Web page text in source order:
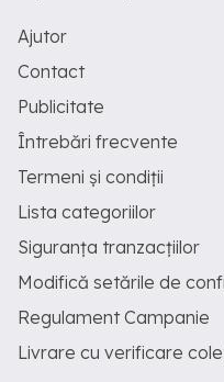
Ajutor
Contact
Publicitate
Întrebări frecvente
Termeni și condiții
Lista categoriilor
Siguranța tranzacțiilor
Modifică setările de
Regulament Campanie
Livrare cu verificare